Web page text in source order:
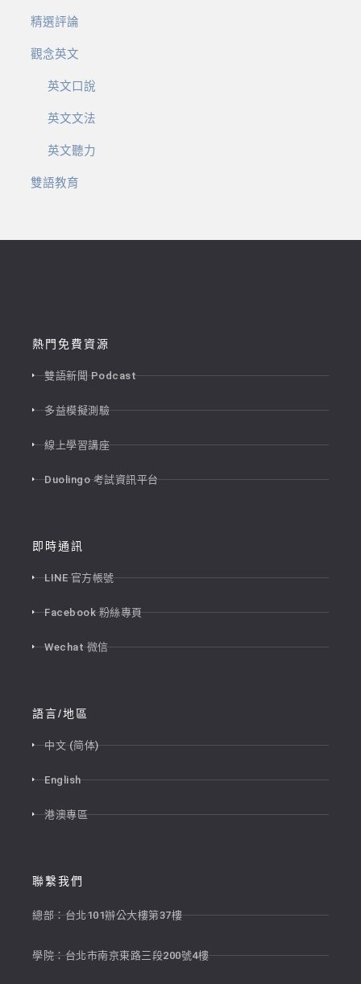
精選評論
觀念英文
英文口說
英文文法
英文聽力
雙語教育
熱門免費資源
雙語新聞 Podcast
多益模擬測驗
線上學習講座
Duolingo 考試資訊平台
即時通訊
LINE 官方帳號
Facebook 粉絲專頁
Wechat 微信
語言/地區
中文 (简体)
English
港澳專區
聯繫我們
總部：台北101辦公大樓第37樓
學院：台北市南京東路三段200號4樓